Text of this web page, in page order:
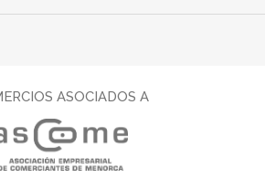
ASOCIADOS A